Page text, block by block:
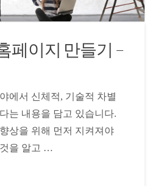
페이지 만들기 –
에서 신체적, 기술적 차별
는 내용을 담고 있습니다.
상을 위해 먼저 지켜져야
을 알고 …